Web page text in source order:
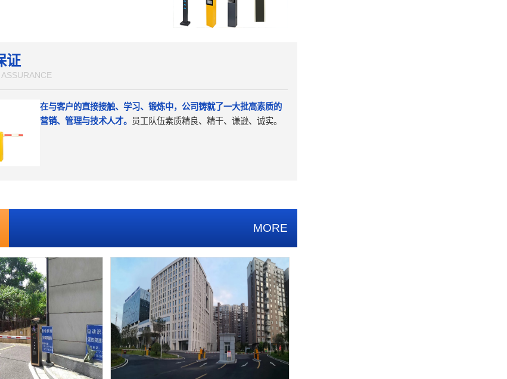
证
在与客户的直接接触、学习、锻炼中，公司铸就了一大批高素质的
营销、管理与技术人才。
员工队伍素质精良、精干、谦逊、诚实。
MORE